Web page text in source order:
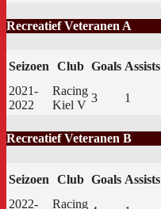
Recreatief Veteranen A
Seizoen Club Goals Assists
2021-
2022
Racing
Kiel V
3 1
Recreatief Veteranen B
Seizoen Club Goals Assists
2022-
Racing